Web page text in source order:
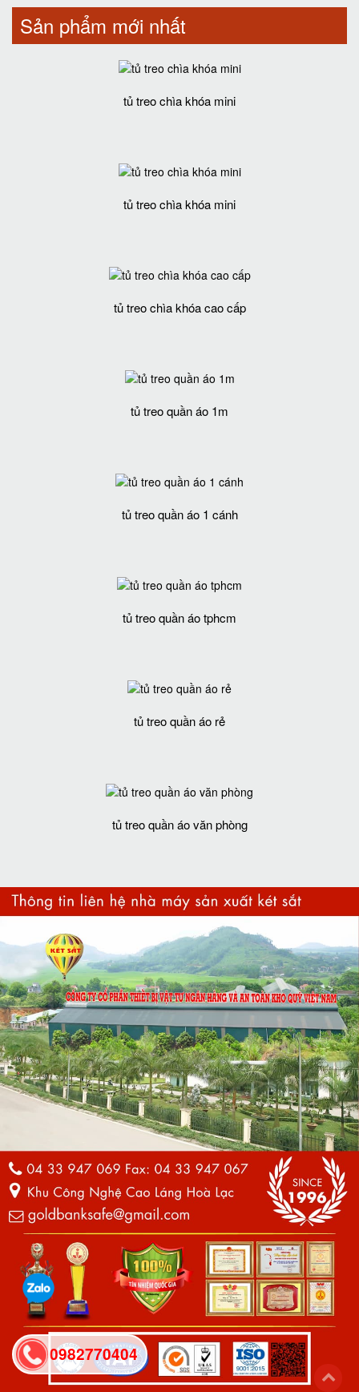
Sản phẩm mới nhất
tủ treo chìa khóa mini
tủ treo chìa khóa mini
tủ treo chìa khóa cao cấp
tủ treo quần áo 1m
tủ treo quần áo 1 cánh
tủ treo quần áo tphcm
tủ treo quần áo rẻ
tủ treo quần áo văn phòng
0982770404